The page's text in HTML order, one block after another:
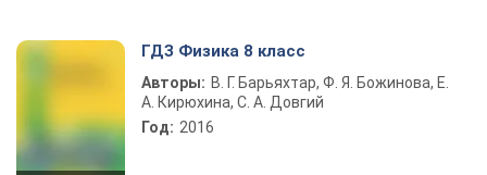
ГДЗ Физика 8 класс
Авторы: В. Г. Барьяхтар, Ф. Я. Божинова, Е.
А. Кирюхина, С. А. Довгий
Год: 2016